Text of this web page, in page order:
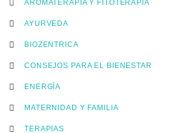
AROMATERAPIA Y FITOTERAPIA
AYURVEDA
BIOZENTRICA
CONSEJOS PARA EL BIENESTAR
ENERGÍA
MATERNIDAD Y FAMILIA
TERAPIAS